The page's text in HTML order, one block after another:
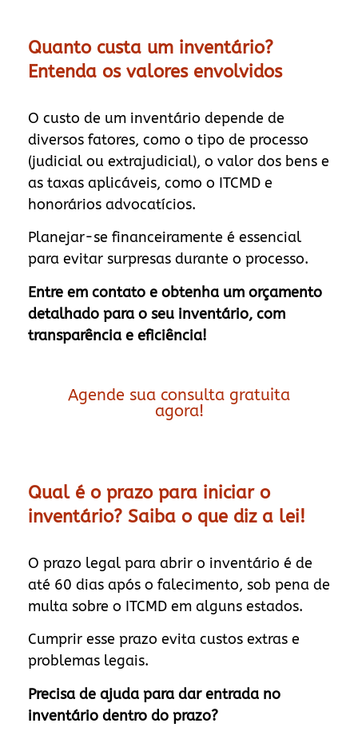
Quanto custa um inventário?
Entenda os valores envolvidos
O custo de um inventário depende de
diversos fatores, como o tipo de processo
(judicial ou extrajudicial), o valor dos bens e
as taxas aplicáveis, como o ITCMD e
honorários advocatícios.
Planejar-se financeiramente é essencial
para evitar surpresas durante o processo.
Entre em contato e obtenha um orçamento
detalhado para o seu inventário, com
transparência e eficiência!
Agende sua consulta gratuita
agora!
Qual é o prazo para iniciar o
inventário? Saiba o que diz a lei!
O prazo legal para abrir o inventário é de
até 60 dias após o falecimento, sob pena de
multa sobre o ITCMD em alguns estados.
Cumprir esse prazo evita custos extras e
problemas legais.
Precisa de ajuda para dar entrada no
inventário dentro do prazo?